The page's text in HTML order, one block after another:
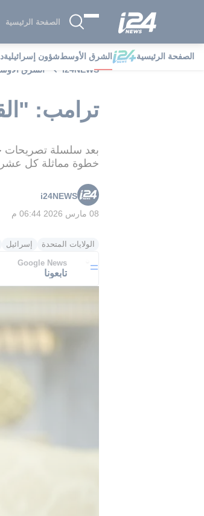
الصفحة الرئيسية
الصفحة الرئيسية الشرق الأوسطشؤون إسرائيلية
i24NEWS
الشرق
ترامب:
خطوة مماثلة كل عشر
i24NEWS
08 مارس 2026 06:44 م
الولايات المتحدة إسرائيل
Google News
تابعونا